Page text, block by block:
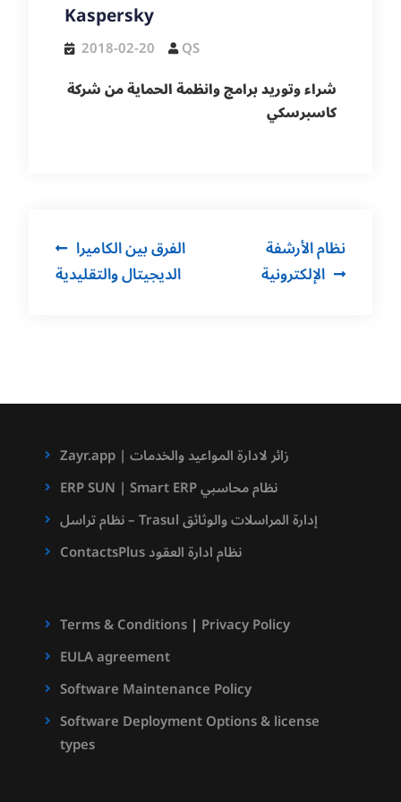
Kaspersky
2018-02-20
QS
شراء وتوريد برامج وانظمة الحماية من شركة
كاسبرسكي
Post
navigation
الفرق بين الكاميرا
الديجيتال والتقليدية
نظام الأرشفة
الإلكترونية
Zayr.app | زائر لادارة المواعيد والخدمات
ERP SUN | Smart ERP نظام محاسبي
نظام تراسل – Trasul إدارة المراسلات والوثائق
ContactsPlus نظام ادارة العقود
Terms & Conditions| Privacy Policy
EULA agreement
Software Maintenance Policy
Software Deployment Options & license
types